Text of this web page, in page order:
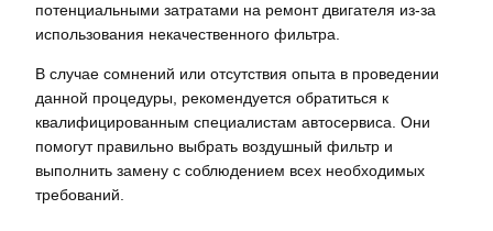
потенциальными затратами на ремонт двигателя из-за
использования некачественного фильтра.
В случае сомнений или отсутствия опыта в проведении
данной процедуры, рекомендуется обратиться к
квалифицированным специалистам автосервиса. Они
помогут правильно выбрать воздушный фильтр и
выполнить замену с соблюдением всех необходимых
требований.